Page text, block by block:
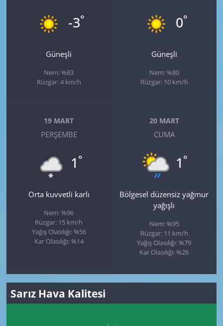
-3°
Güneşli
Nem: %83
Rüzgar: 4 km/h
0°
Güneşli
Nem: %80
Rüzgar: 10 km/h
19 MART
PERŞEMBE
1 °
Orta kuvvetli karlı
Nem: %96
Rüzgar: 15 km/h
Yağış Olasılığı: %56
Kar Olasılığı: %14
20 MART
CUMA
1 °
Bölgesel düzensiz yağmur
yağışlı
Nem: %95
Rüzgar: 11 km/h
Yağış Olasılığı: %79
Kar Olasılığı: %26
Sarız Hava Kalitesi